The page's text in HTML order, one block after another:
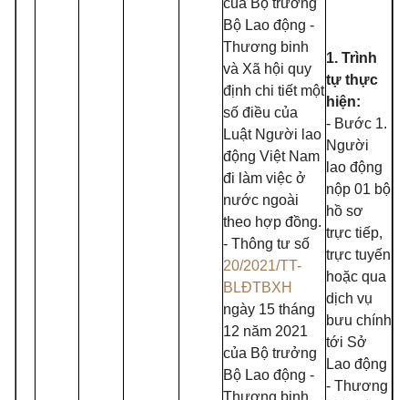
Bộ Lao động -
Thương binh
và Xã hội quy
định chi tiết một
số điều của
Luật Người lao
động Việt Nam
đi làm việc ở
nước ngoài
theo hợp đồng.
- Thông tư số
20/2021/TT-
BLĐTBXH
ngày 15 tháng
12 năm 2021
của Bộ trưởng
Bộ Lao động -
Thương binh
1. Trình
tự thực
hiện:
- Bước 1.
Người
lao động
nộp 01 bộ
hồ sơ
trực tiếp,
trực tuyến
hoặc qua
dịch vụ
bưu chính
tới Sở
Lao động
- Thương